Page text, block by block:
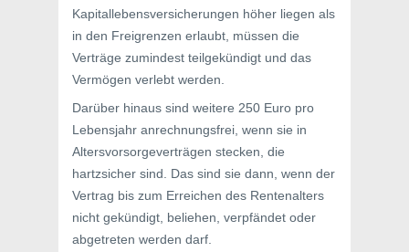
Kapitallebensversicherungen höher liegen als
in den Freigrenzen erlaubt, müssen die
Verträge zumindest teilgekündigt und das
Vermögen verlebt werden.
Darüber hinaus sind weitere 250 Euro pro
Lebensjahr anrechnungsfrei, wenn sie in
Altersvorsorgeverträgen stecken, die
hartzsicher sind. Das sind sie dann, wenn der
Vertrag bis zum Erreichen des Rentenalters
nicht gekündigt, beliehen, verpfändet oder
abgetreten werden darf.